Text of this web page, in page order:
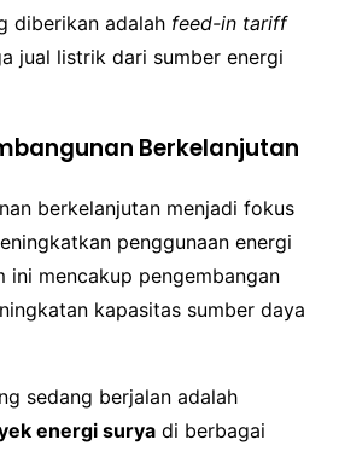
diberikan adalah feed-in tariff
jual listrik dari sumber energi
Berkelanjutan
berkelanjutan menjadi fokus
penggunaan energi
ini mencakup pengembangan
kapasitas sumber daya
sedang berjalan adalah
energi surya di berbagai